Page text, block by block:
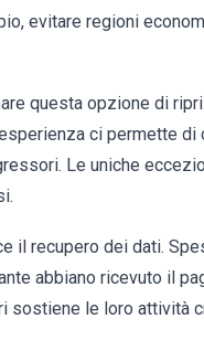
evitare regioni
questa opzione di
ci permette di
Le uniche
il recupero dei dati.
abbiano ricevuto il
sostiene le loro attività